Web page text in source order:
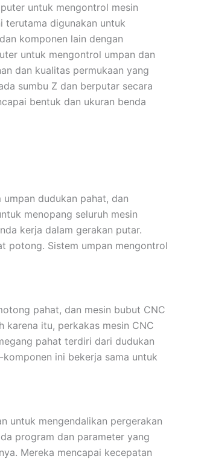
untuk mengontrol mesin
terutama digunakan untuk
komponen lain dengan
untuk mengontrol umpan dan
dan kualitas permukaan yang
sumbu Z dan berputar secara
bentuk dan ukuran benda
dudukan pahat, dan
menopang seluruh mesin
kerja dalam gerakan putar.
potong. Sistem umpan mengontrol
pahat, dan mesin bubut CNC
karena itu, perkakas mesin CNC
pahat terdiri dari dudukan
ini bekerja sama untuk
untuk mengendalikan pergerakan
program dan parameter yang
Mereka mencapai kecepatan